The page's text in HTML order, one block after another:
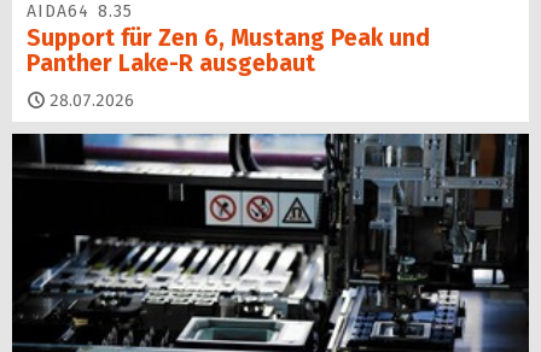
AIDA64 8.35
Support für Zen 6, Mustang Peak und
Panther Lake-R ausgebaut
28.07.2026